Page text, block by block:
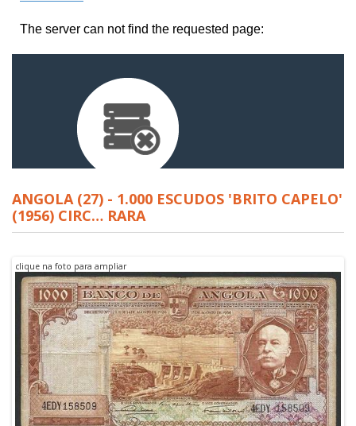
ANGOLA (27) - 1.000 ESCUDOS 'BRITO CAPELO'
(1956) CIRC… RARA
clique na foto para ampliar